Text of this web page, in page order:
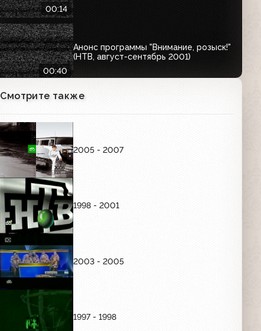
00:14
00:40
Анонс программы "Внимание, розыск!"
(НТВ, август-сентябрь 2001)
00:29
00:52
00:18
Смотрите также
2005 - 2007
1998 - 2001
2003 - 2005
1997 - 1998